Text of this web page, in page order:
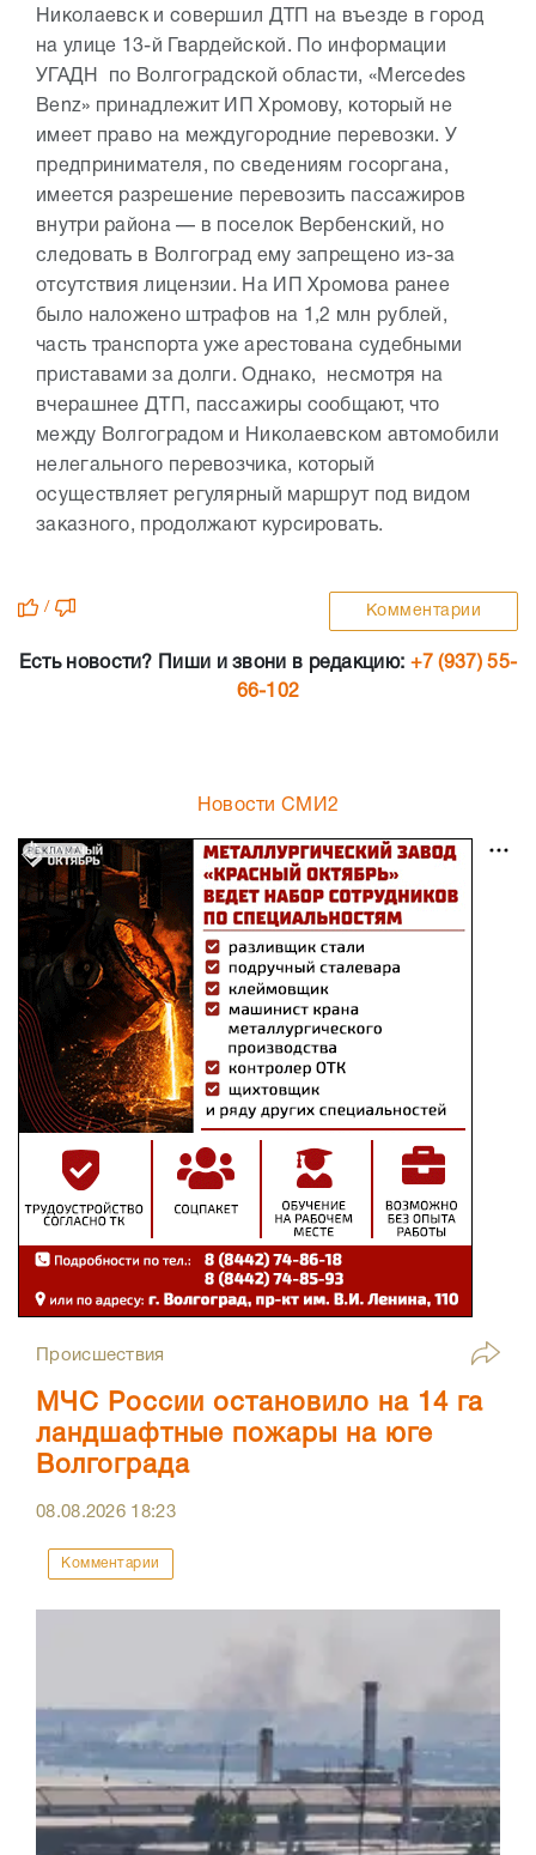
Николаевск и совершил ДТП на въезде в город
на улице 13-й Гвардейской. По информации
УГАДН по Волгоградской области, «Mercedes
Benz» принадлежит ИП Хромову, который не
имеет право на междугородние перевозки. У
предпринимателя, по сведениям госоргана,
имеется разрешение перевозить пассажиров
внутри района — в поселок Вербенский, но
следовать в Волгоград ему запрещено из-за
отсутствия лицензии. На ИП Хромова ранее
было наложено штрафов на 1,2 млн рублей,
часть транспорта уже арестована судебными
приставами за долги. Однако, несмотря на
вчерашнее ДТП, пассажиры сообщают, что
между Волгоградом и Николаевском автомобили
нелегального перевозчика, который
осуществляет регулярный маршрут под видом
заказного, продолжают курсировать.
/ Комментарии
Есть новости? Пиши и звони в редакцию: +7 (937) 55-
66-102
Новости СМИ2
РЕКЛАМА
Происшествия
МЧС России остановило на 14 га
ландшафтные пожары на юге
Волгограда
08.08.2026 18:23
Комментарии